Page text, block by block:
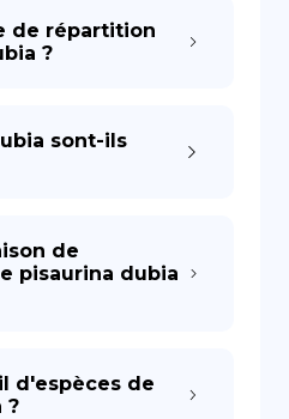
de répartition
?
sont-ils
de
pisaurina dubia
d'espèces de
?